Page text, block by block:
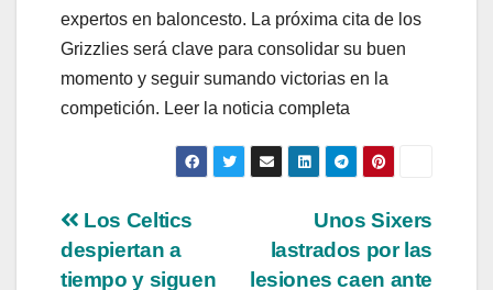
expertos en baloncesto. La próxima cita de los
Grizzlies será clave para consolidar su buen
momento y seguir sumando victorias en la
competición. Leer la noticia completa
Navegación
de
Unos Sixers
lastrados por las
lesiones caen ante
Los Celtics
despiertan a
tiempo y siguen